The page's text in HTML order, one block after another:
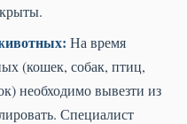
На время
(кошек, собак, птиц,
необходимо вывезти из
Специалист